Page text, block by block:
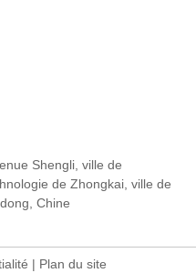
Shengli, ville de
de Zhongkai, ville de
Chine
| Plan du site